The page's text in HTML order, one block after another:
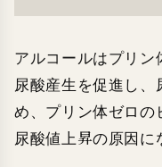
アルコールはプリ
尿酸産生を促進し
め、プリン体ゼロの
尿酸値上昇の原因に